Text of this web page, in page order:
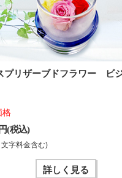
プリザーブドフラワー ビ
格
(税込)
字料金含む)
詳しく見る